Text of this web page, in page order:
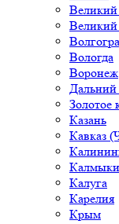
Вологда
Воронеж
Дальний
Золотое
Казань
Кавказ
Калуга
Карелия
Крым